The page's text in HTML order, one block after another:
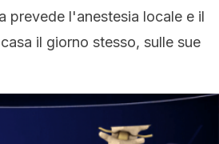
prevede l'anestesia locale e il
il giorno stesso, sulle sue